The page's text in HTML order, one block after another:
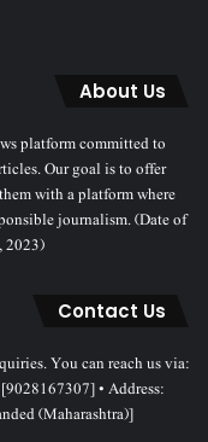
About Us
platform committed to
Our goal is to offer
with a platform where
journalism. (Date of
2023)
Contact Us
You can reach us via:
• Address:
(Maharashtra)]